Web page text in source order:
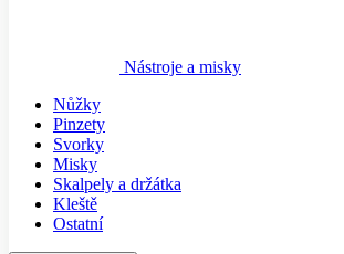
Nástroje a misky
Nůžky
Pinzety
Svorky
Misky
Skalpely a držátka
Kleště
Ostatní